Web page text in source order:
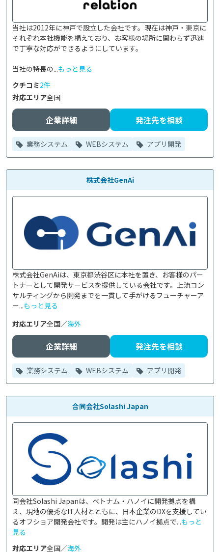
当社は2012年に神戸で設立した会社です。現在は神戸・東京に
それぞれ本社機能を構えており、お客様の場所に関わらず迅速
で丁寧な対応ができるようにしています。
当社の特長の...もっと見る
クチコミ2件
対応エリア全国
企業詳細 発注先を相談
業務システム WEBシステム アプリ開発
株式会社GenAi
株式会社GenAiは、東京都渋谷区に本社を置き、お客様のパー
トナーとして開発サービスを提供している会社です。上流コン
サルティングから開発までを一貫して手がけるフューチャーア
ー...もっと見る
対応エリア全国／海外
企業詳細 発注先を相談
業務システム WEBシステム アプリ開発
合同会社Solashi Japan
同会社Solashi Japanは、ベトナム・ハノイに開発拠点を構
え、現地の優秀なIT人材とともに、日本企業のDXを支援してい
るオフショア開発会社です。開発は主にハノイ拠点で...もっと
見る
対応エリア全国／海外